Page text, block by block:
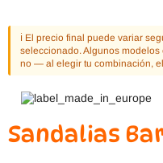
ℹ️ El precio final puede variar
seleccionado. Algunos
no — al elegir tu combinación,
Sandalias